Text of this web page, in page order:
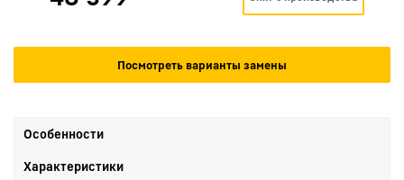
Посмотреть варианты замены
Особенности
Характеристики